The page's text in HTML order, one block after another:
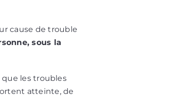
cause de trouble
sous la
les troubles
atteinte, de